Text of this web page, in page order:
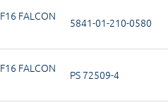
F16 FALCON
5841-01-210-0580
F16 FALCON
PS 72509-4